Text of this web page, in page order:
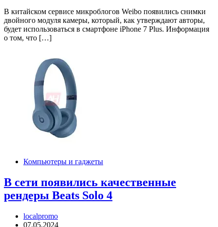
В китайском сервисе микроблогов Weibo появились снимки
двойного модуля камеры, который, как утверждают авторы,
будет использоваться в смартфоне iPhone 7 Plus. Информация
о том, что […]
Компьютеры и гаджеты
В сети появились качественные
рендеры Beats Solo 4
localpromo
07.05.2024